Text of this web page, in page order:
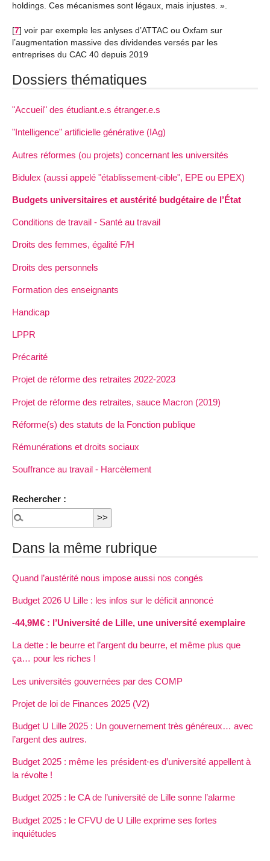
holdings. Ces mécanismes sont légaux, mais injustes. ».
[7] voir par exemple les anlyses d’ATTAC ou Oxfam sur
l’augmentation massive des dividendes versés par les
entreprises du CAC 40 depuis 2019
Dossiers thématiques
"Accueil" des étudiant.e.s étranger.e.s
"Intelligence" artificielle générative (IAg)
Autres réformes (ou projets) concernant les universités
Bidulex (aussi appelé "établissement-cible", EPE ou EPEX)
Budgets universitaires et austérité budgétaire de l’État
Conditions de travail - Santé au travail
Droits des femmes, égalité F/H
Droits des personnels
Formation des enseignants
Handicap
LPPR
Précarité
Projet de réforme des retraites 2022-2023
Projet de réforme des retraites, sauce Macron (2019)
Réforme(s) des statuts de la Fonction publique
Rémunérations et droits sociaux
Souffrance au travail - Harcèlement
Rechercher :
Dans la même rubrique
Quand l’austérité nous impose aussi nos congés
Budget 2026 U Lille : les infos sur le déficit annoncé
-44,9M€ : l’Université de Lille, une université exemplaire
La dette : le beurre et l’argent du beurre, et même plus que
ça… pour les riches !
Les universités gouvernées par des COMP
Projet de loi de Finances 2025 (V2)
Budget U Lille 2025 : Un gouvernement très généreux… avec
l’argent des autres.
Budget 2025 : même les président⋅es d’université appellent à
la révolte !
Budget 2025 : le CA de l’université de Lille sonne l’alarme
Budget 2025 : le CFVU de U Lille exprime ses fortes
inquiétudes